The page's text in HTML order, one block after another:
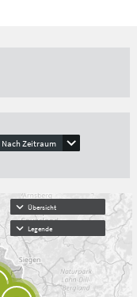
Nach Zeitraum
Übersicht
Legende